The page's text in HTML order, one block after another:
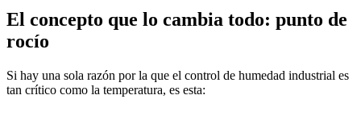
El concepto que lo cambia todo: punto de
rocío
Si hay una sola razón por la que el control de humedad industrial es
tan crítico como la temperatura, es esta: